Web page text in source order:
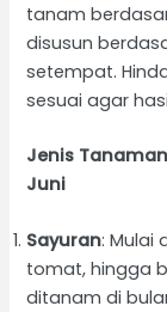
tanam
disusun
setempat.
sesuai agar
Jenis
Juni
Sayuran: Mulai
tomat, hingga
ditanam di